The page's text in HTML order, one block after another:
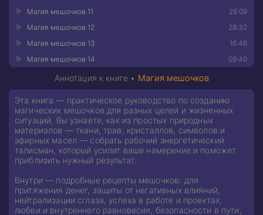
28:09
Магия мешочков 11
28:32
Магия мешочков 12
16:46
Магия мешочков 13
09:40
Магия мешочков 14
Аннотация к книге • Магия мешочков
Эта книга — практическое руководство по созданию
магических мешочков для разных целей и жизненных
ситуаций. Вы узнаете, как из простых природных
материалов — ткани, трав, кристаллов, символов и
эфирных масел — собрать рабочий энергетический
талисман, который усилит ваше намерение и поможет
приблизить нужный результат.
Внутри — подробные рецепты мешочков: для
притяжения денег, защиты от негативных влияний,
нейтрализации сглаза, успеха в работе и проектах,
любви и внутреннего равновесия, безопасности в пути,